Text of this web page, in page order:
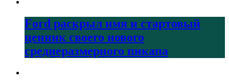
Ford раскрыл имя и стартовый
ценник своего нового
среднеразмерного пикапа